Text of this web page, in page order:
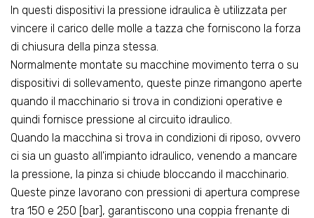
In questi dispositivi la pressione idraulica è utilizzata per
vincere il carico delle molle a tazza che forniscono la forza
di chiusura della pinza stessa.
Normalmente montate su macchine movimento terra o su
dispositivi di sollevamento, queste pinze rimangono aperte
quando il macchinario si trova in condizioni operative e
quindi fornisce pressione al circuito idraulico.
Quando la macchina si trova in condizioni di riposo, ovvero
ci sia un guasto all'impianto idraulico, venendo a mancare
la pressione, la pinza si chiude bloccando il macchinario.
Queste pinze lavorano con pressioni di apertura comprese
tra 150 e 250 [bar], garantiscono una coppia frenante di